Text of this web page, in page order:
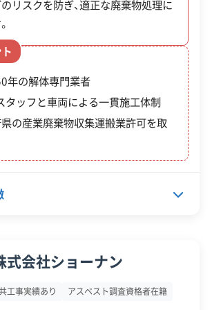
の特徴
創業30年以上
建設業許可
違反歴なし 現場清掃
リスクを防ぎ、適正な廃棄物処理に
年の解体専門業者
タッフと車両による一貫施工体制
の産業廃棄物収集運搬業許可を取
式会社ショーナン
工事実績あり アスベスト調査資格者在籍